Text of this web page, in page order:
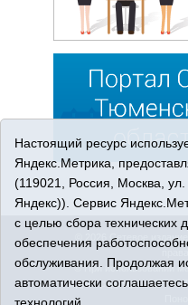
© 2026 Сетевое
© При использовании
Адрес редакции: 627750
Настоящий ресурс
Яндекс.Метрика,
(119021, Россия, Москва,
Яндекс)). Сервис
с целью сбора технических
обеспечения
обслуживания. Продолжая
автоматически